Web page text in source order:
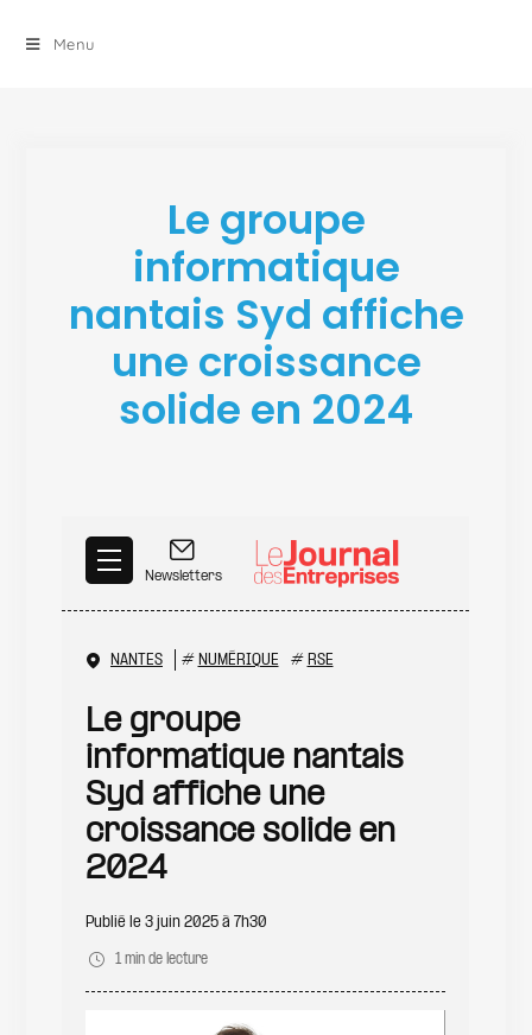
Menu
Le groupe
informatique
nantais Syd affiche
une croissance
solide en 2024